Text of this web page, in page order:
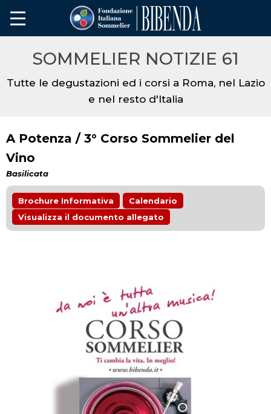
SOMMELIER NOTIZIE 61
Tutte le degustazioni ed i corsi a Roma, nel Lazio
e nel resto d'Italia
A Potenza / 3° Corso Sommelier del
Vino
Basilicata
Brochure Informativa
Calendario
Visualizza il documento allegato